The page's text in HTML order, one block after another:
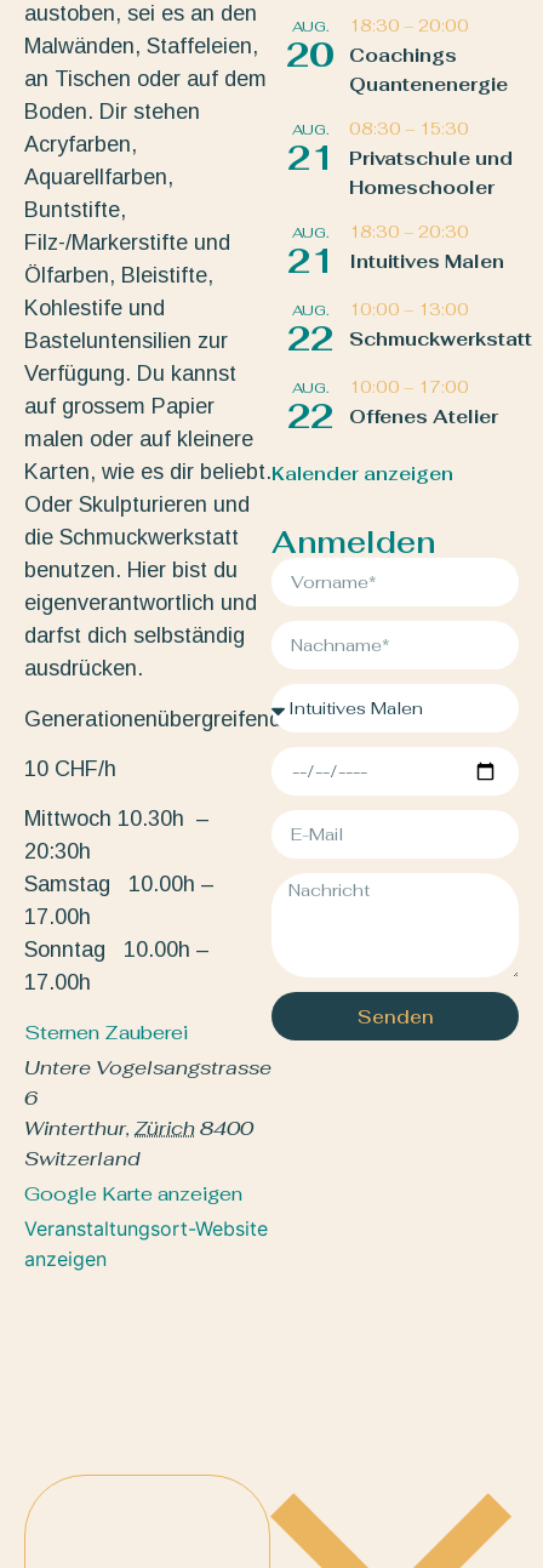
austoben, sei es an den
Malwänden, Staffeleien,
an Tischen oder auf dem
Boden. Dir stehen
Acryfarben,
Aquarellfarben,
Buntstifte,
Filz-/Markerstifte und
Ölfarben, Bleistifte,
Kohlestife und
Basteluntensilien zur
Verfügung. Du kannst
auf grossem Papier
malen oder auf kleinere
Karten, wie es dir beliebt.
Oder Skulpturieren und
die Schmuckwerkstatt
benutzen. Hier bist du
eigenverantwortlich und
darfst dich selbständig
ausdrücken.
Generationenübergreifend.
10 CHF/h
Mittwoch 10.30h –
20:30h
Samstag 10.00h –
17.00h
Sonntag 10.00h –
17.00h
Sternen Zauberei
Untere Vogelsangstrasse
6
Winterthur, Zürich8400
Switzerland
Google Karte anzeigen
Veranstaltungsort-Website
anzeigen
AUG.
20
18:30 – 20:00
Coachings
Quantenenergie
AUG.
21
08:30 – 15:30
Privatschule und
Homeschooler
AUG.
21
18:30 – 20:30
Intuitives Malen
AUG.
22
10:00 – 13:00
Schmuckwerkstatt
AUG.
22
10:00 – 17:00
Offenes Atelier
Kalender anzeigen
Anmelden
Senden